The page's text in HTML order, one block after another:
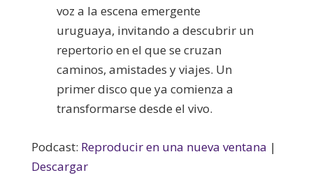
voz a la escena emergente
uruguaya, invitando a descubrir un
repertorio en el que se cruzan
caminos, amistades y viajes. Un
primer disco que ya comienza a
transformarse desde el vivo.
Podcast: Reproducir en una nueva ventana |
Descargar